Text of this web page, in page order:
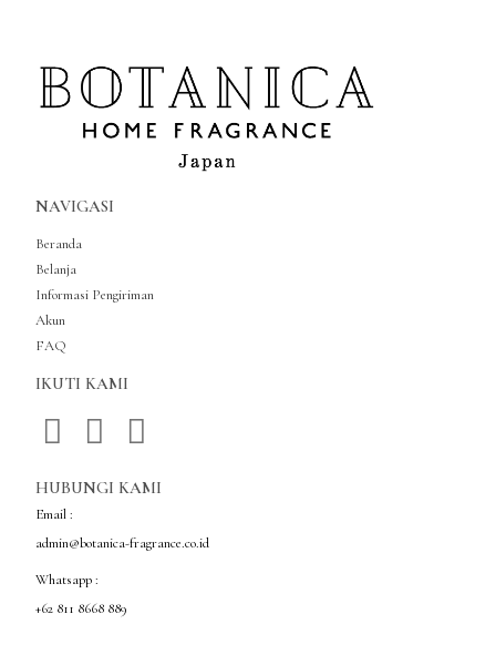
NAVIGASI
Beranda
Belanja
Informasi Pengiriman
Akun
FAQ
IKUTI KAMI
HUBUNGI KAMI
Email :
admin@botanica-fragrance.co.id
Whatsapp :
+62 811 8668 889